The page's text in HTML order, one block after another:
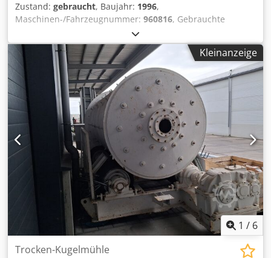
Zustand: gebraucht, Baujahr: 1996,
Maschinen-/Fahrzeugnummer: 960816, Gebrauchte
horizontale Perlmühle WAB Dyno-Mill Modell KD 6 (6). Die
Edelstahlmahlkammer ist mit Verdoppelung ausgestattet
und hat ein Volumen von ca. 6 Litern, der maximale Druck
in der Kammer beträgt 2 bar bei einer maximalen
Temperatur von 80°C. Die Verdoppelungskammer hat
einen maximalen Druck von 8 bar, minimale
Kühlwassertemperatur -20 °C. Die Welle ist mit (6)
Polyurethan-Schleifscheiben bestückt und wird über
Riemen von einem Elektromotor EExe eII T3 10 kW, 1465
U/min, 50 Hz. angetrieben, Umfangsgeschwindigkeit der
Scheiben 10 m/s. Die Welle ist mit einer Gleitringdichtung
abgedichtet. Abtrennung der Meliva (Perlen) durch einen
Schlitz. Mit integrierter Schalttafel und
Stromverteilerkasten. Dkodpfxeun S S Ee Ab Esr
Kleinanzeige
1 / 6
Trocken-Kugelmühle